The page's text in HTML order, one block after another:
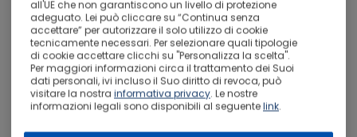
pass.
Pernottamento in albergo.
Giorno 6
San Francisco
Prima colazione a buffet. Check-out dall'hotel.
all'UE che non garantiscono un livello di protezione
adeguato. Lei può cliccare su “Continua senza
accettare” per autorizzare il solo utilizzo di cookie
tecnicamente necessari. Per selezionare quali tipologie
di cookie accettare clicchi su "Personalizza la scelta".
Per maggiori informazioni circa il trattamento dei Suoi
dati personali, ivi incluso il Suo diritto di revoca, può
visitare la nostra informativa privacy. Le nostre
informazioni legali sono disponibili al seguentelink.